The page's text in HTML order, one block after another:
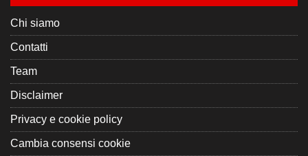
Chi siamo
Contatti
Team
Disclaimer
Privacy e cookie policy
Cambia consensi cookie